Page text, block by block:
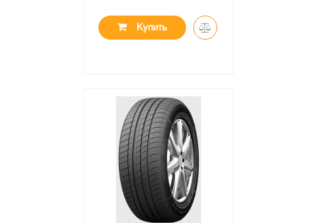
Купить
в наличии
0 отзывов